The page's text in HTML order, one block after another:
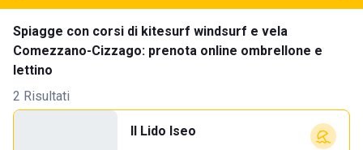
Spiagge con corsi di kitesurf windsurf e vela
Comezzano-Cizzago: prenota online ombrellone e
lettino
2 Risultati
Il Lido Iseo